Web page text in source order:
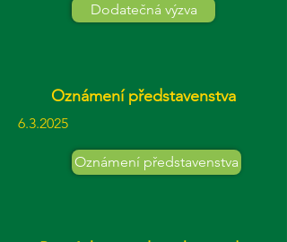
Dodatečná výzva
Oznámení představenstva
6.3.2025
Oznámení představenstva